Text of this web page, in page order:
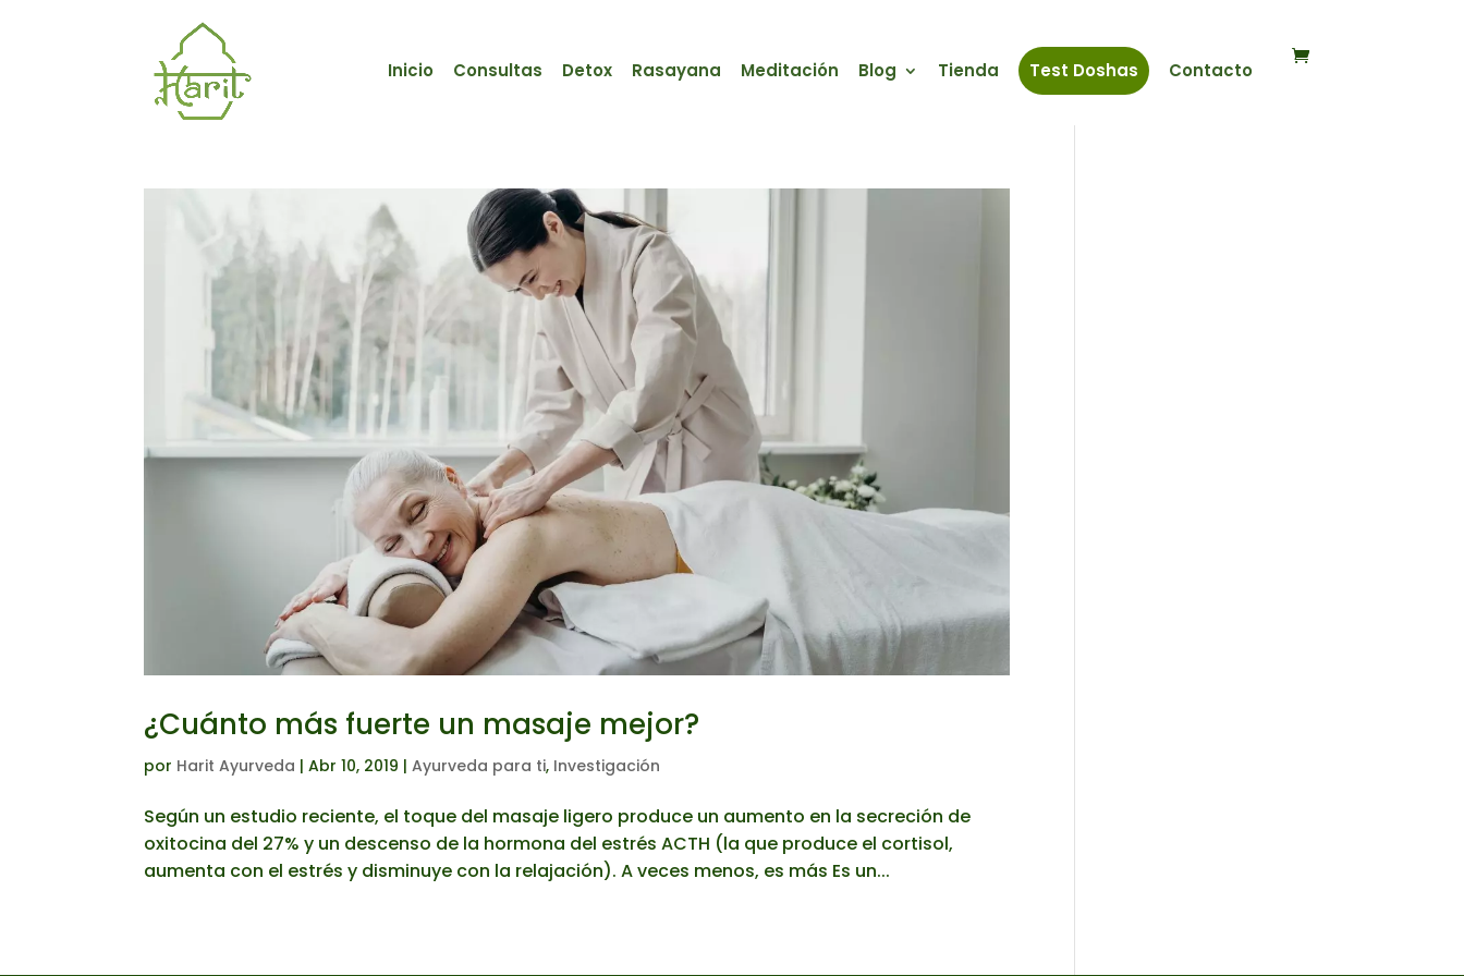
Inicio Consultas Detox Rasayana Meditación Blog Tienda Test Doshas Contacto
¿Cuánto más fuerte un masaje mejor?
por Harit Ayurveda | Abr 10, 2019 | Ayurveda para ti, Investigación
Según un estudio reciente, el toque del masaje ligero produce un aumento en la secreción de
oxitocina del 27% y un descenso de la hormona del estrés ACTH (la que produce el cortisol,
aumenta con el estrés y disminuye con la relajación). A veces menos, es más Es un...